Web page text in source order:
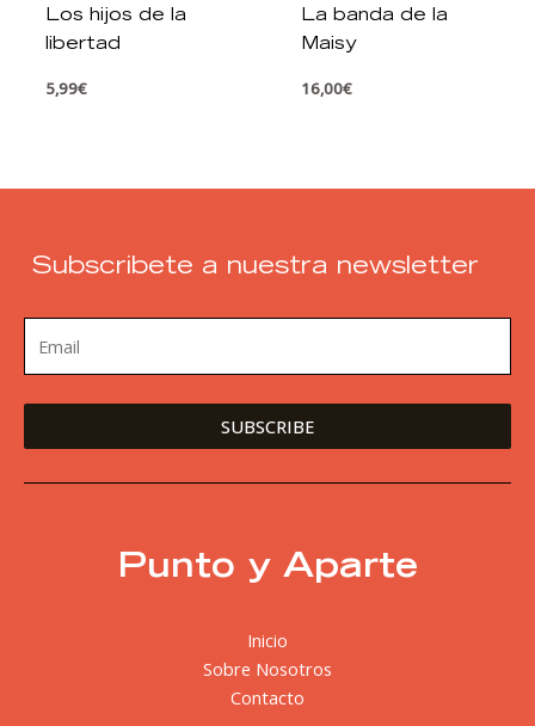
Los hijos de la
libertad
5,99€
La banda de la
Maisy
16,00€
Subscribete a nuestra newsletter
Punto y Aparte
Inicio
Sobre Nosotros
Contacto